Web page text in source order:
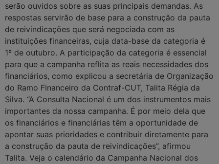
serão ouvidos sobre as suas principais demandas. As
respostas servirão de base para a construção da pauta
de reivindicações que será negociada com as
instituições financeiras, cuja data-base da categoria é
1º de outubro. A participação da categoria é essencial
para que a campanha reflita as reais necessidades dos
financiários, como explicou a secretária de Organização
do Ramo Financeiro da Contraf-CUT, Talita Régia da
Silva. “A Consulta Nacional é um dos instrumentos mais
importantes da nossa campanha. É por meio dela que
os financiários e financiárias têm a oportunidade de
apontar suas prioridades e contribuir diretamente para
a construção da pauta de reivindicações”, afirmou
Talita. Veja o calendário da Campanha Nacional dos